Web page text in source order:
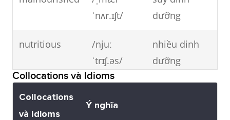
local
đặc sản
vùng miền
Traditional
cuisine
ẩm thực
ˈnʌr.ɪʃt/
dưỡng
nutritious
/njuː
ˈtrɪʃ.əs/
nhiều dinh
dưỡng
ˈpɑː.nɪk/
Collocations và Idioms
Collocations
và Idioms
Ý nghĩa